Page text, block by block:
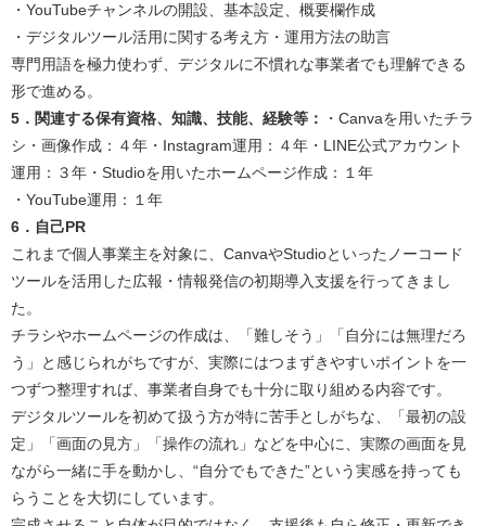
・YouTubeチャンネルの開設、基本設定、概要欄作成
・デジタルツール活用に関する考え方・運用方法の助言
専門用語を極力使わず、デジタルに不慣れな事業者でも理解できる
形で進める。​
5．関連する保有資格、知識、技能、経験等：
・Canvaを用いたチラ
シ・画像作成：４年・Instagram運用：４年・LINE公式アカウント
運用：３年・Studioを用いたホームページ作成：１年
・YouTube運用：１年​
6．自己PR
これまで個人事業主を対象に、CanvaやStudioといったノーコード
ツールを活用した広報・情報発信の初期導入支援を行ってきまし
た。
チラシやホームページの作成は、「難しそう」「自分には無理だろ
う」と感じられがちですが、実際にはつまずきやすいポイントを一
つずつ整理すれば、事業者自身でも十分に取り組める内容です。
デジタルツールを初めて扱う方が特に苦手としがちな、「最初の設
定」「画面の見方」「操作の流れ」などを中心に、実際の画面を見
ながら一緒に手を動かし、“自分でもできた”という実感を持っても
らうことを大切にしています。